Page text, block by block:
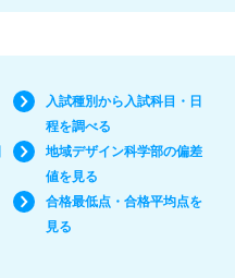
入試種別から入試科目・日
程を調べる
地域デザイン科学部の偏差
値を見る
合格最低点・合格平均点を
見る